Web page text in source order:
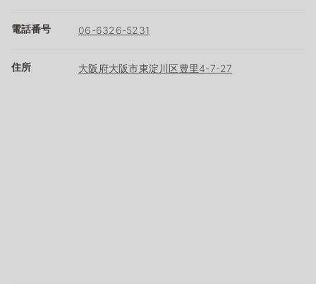
電話番号 06-6326-5231
住所 大阪府大阪市東淀川区豊里4-7-27